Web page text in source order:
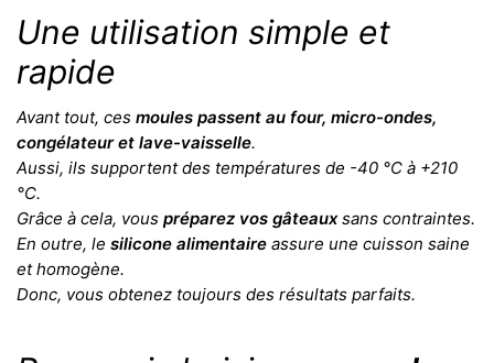
Une utilisation simple et
rapide
Avant tout, ces moules passent au four, micro-ondes,
congélateur et lave-vaisselle.
Aussi, ils supportent des températures de -40 °C à +210
°C.
Grâce à cela, vous préparez vos gâteauxsans contraintes.
En outre, le silicone alimentaire assure une cuisson saine
et homogène.
Donc, vous obtenez toujours des résultats parfaits.